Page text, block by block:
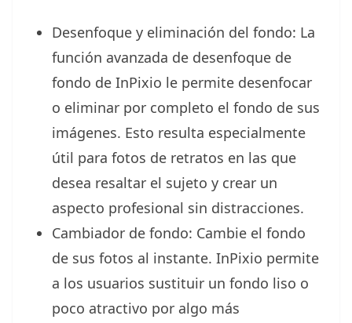
Desenfoque y eliminación del fondo: La
función avanzada de desenfoque de
fondo de InPixio le permite desenfocar
o eliminar por completo el fondo de sus
imágenes. Esto resulta especialmente
útil para fotos de retratos en las que
desea resaltar el sujeto y crear un
aspecto profesional sin distracciones.
Cambiador de fondo: Cambie el fondo
de sus fotos al instante. InPixio permite
a los usuarios sustituir un fondo liso o
poco atractivo por algo más